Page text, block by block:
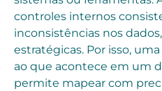
controles internos
inconsistências nos
estratégicas. Por isso,
ao que acontece em um
permite mapear com